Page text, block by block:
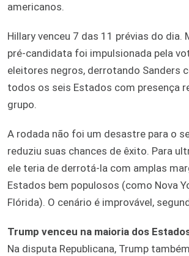
americanos.
Hillary venceu 7 das 11 prévias do dia.
pré-candidata foi impulsionada pela
eleitores negros, derrotando Sanders
todos os seis Estados com presença
grupo.
A rodada não foi um desastre para o
reduziu suas chances de êxito. Para
ele teria de derrotá-la com amplas
Estados bem populosos (como Nova
Flórida). O cenário é improvável,
Trump venceu na maioria dos
Na disputa Republicana, Trump